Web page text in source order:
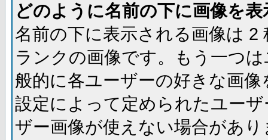
どのように名前の下に画像を
名前の下に表示される画像は
ランクの画像です。もう一つ
般的に各ユーザーの好きな画
設定によって定められたユー
ザー画像が使えない場合があ